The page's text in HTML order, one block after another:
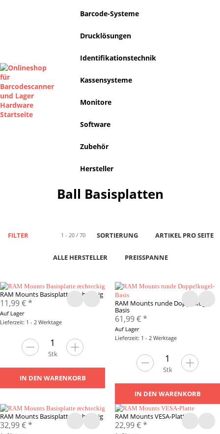
Barcode-Systeme
Drucklösungen
Identifikationstechnik
Kassensysteme
Monitore
Software
Zubehör
Hersteller
Ball Basisplatten
FILTER 1 - 20 / 70 SORTIERUNG ARTIKEL PRO SEITE
ALLE HERSTELLER PREISSPANNE
RAM Mounts Basisplatte rechteckig
11,99 €*
Auf Lager
Lieferzeit: 1 - 2 Werktage
Stk
IN DEN WARENKORB
RAM Mounts runde Doppelkugel-
Basis
61,99 €*
Auf Lager
Lieferzeit: 1 - 2 Werktage
Stk
IN DEN WARENKORB
RAM Mounts Basisplatte rechteckig
32,99 €*
RAM Mounts VESA-Platte
22,99 €*